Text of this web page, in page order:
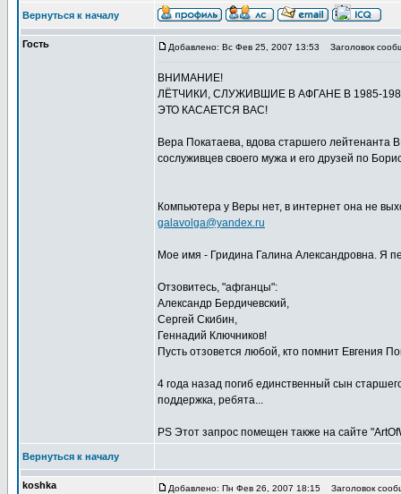
Вернуться к началу
Гость Добавлено: Вс Фев 25, 2007 13:53 Заголовок
ВНИМАНИЕ!
ЛЁТЧИКИ, СЛУЖИВШИЕ В АФГАНЕ В 1985-
ЭТО КАСАЕТСЯ ВАС!
Вера Покатаева, вдова старшего лейтенанта
сослуживцев своего мужа и его друзей по
Компьютера у Веры нет, в интернет она не
galavolga@yandex.ru
Мое имя - Гридина Галина Александровна. Я
Отзовитесь, "афганцы":
Александр Бердичевский,
Сергей Скибин,
Геннадий Ключников!
Пусть отзовется любой, кто помнит Евгения
4 года назад погиб единственный сын
поддержка, ребята...
PS Этот запрос помещен также на сайте
Вернуться к началу
koshka Добавлено: Пн Фев 26, 2007 18:15 Заголовок